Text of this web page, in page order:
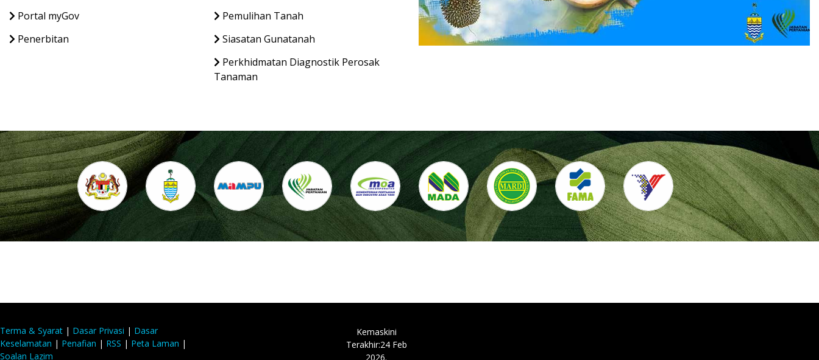
Portal myGov
Penerbitan
Pemulihan Tanah
Siasatan Gunatanah
Perkhidmatan Diagnostik Perosak
Tanaman
Terma & Syarat | Dasar Privasi | Dasar
Keselamatan | Penafian | RSS | Peta Laman |
Soalan Lazim
Kemaskini
Terakhir:24 Feb
2026.